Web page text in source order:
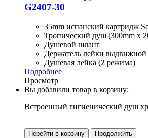
G2407-30
35mm испанский картридж
Тропический душ (300mm x
Душевой шланг
Держатель лейки выдвижной
Душевая лейка (2 режима)
Подробнее
Просмотр
Вы добавили товар в корзину:
Встроенный гигиенический душ
Перейти в корзину Продолжить